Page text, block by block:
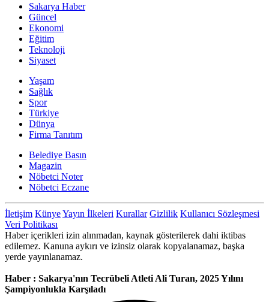
Sakarya Haber
Güncel
Ekonomi
Eğitim
Teknoloji
Siyaset
Yaşam
Sağlık
Spor
Türkiye
Dünya
Firma Tanıtım
Belediye Basın
Magazin
Nöbetci Noter
Nöbetci Eczane
İletişim KünyeYayın İlkeleri Kurallar Gizlilik Kullanıcı Sözleşmesi
Veri Politikası
Haber içerikleri izin alınmadan, kaynak gösterilerek dahi iktibas
edilemez. Kanuna aykırı ve izinsiz olarak kopyalanamaz, başka
yerde yayınlanamaz.
Haber : Sakarya'nın Tecrübeli Atleti Ali Turan, 2025 Yılını
Şampiyonlukla Karşıladı